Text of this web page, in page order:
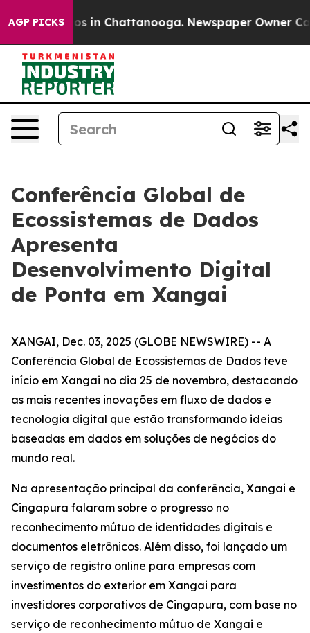
AGP PICKS
Chaos in Chattanooga. Newspaper Owner
Conferência Global de
Ecossistemas de Dados
Apresenta
Desenvolvimento Digital
de Ponta em Xangai
XANGAI, Dec. 03, 2025 (GLOBE NEWSWIRE) -- A
Conferência Global de Ecossistemas de Dados teve
início em Xangai no dia 25 de novembro, destacando
as mais recentes inovações em fluxo de dados e
tecnologia digital que estão transformando ideias
baseadas em dados em soluções de negócios do
mundo real.
Na apresentação principal da conferência, Xangai e
Cingapura falaram sobre o progresso no
reconhecimento mútuo de identidades digitais e
documentos eletrônicos. Além disso, foi lançado um
serviço de registro online para empresas com
investimentos do exterior em Xangai para
investidores corporativos de Cingapura, com base no
serviço de reconhecimento mútuo de Xangai e